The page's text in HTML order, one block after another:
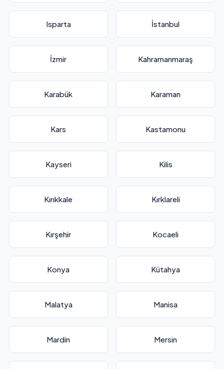
Isparta İstanbul
İzmir Kahramanmaraş
Karabük Karaman
Kars Kastamonu
Kayseri Kilis
Kırıkkale Kırklareli
Kırşehir Kocaeli
Konya Kütahya
Malatya Manisa
Mardin Mersin